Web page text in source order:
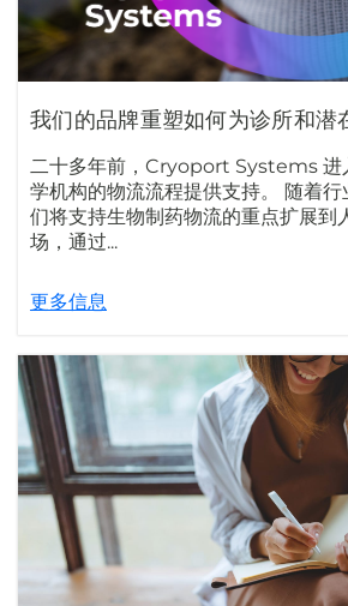
我们的品牌重塑如何为诊所和潜
二十多年前，Cryoport Systems 进
学机构的物流流程提供支持。 随着
们将支持生物制药物流的重点扩展到
场，通过...
更多信息